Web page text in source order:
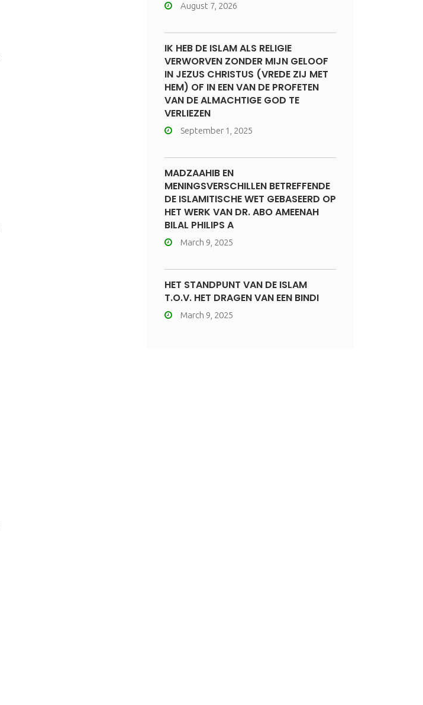
August 7, 2026
IK HEB DE ISLAM ALS RELIGIE
VERWORVEN ZONDER MIJN GELOOF
IN JEZUS CHRISTUS (VREDE ZIJ MET
HEM) OF IN EEN VAN DE PROFETEN
VAN DE ALMACHTIGE GOD TE
VERLIEZEN
September 1, 2025
MADZAAHIB EN
MENINGSVERSCHILLEN BETREFFENDE
DE ISLAMITISCHE WET GEBASEERD OP
HET WERK VAN DR. ABO AMEENAH
BILAL PHILIPS A
March 9, 2025
HET STANDPUNT VAN DE ISLAM
T.O.V. HET DRAGEN VAN EEN BINDI
March 9, 2025